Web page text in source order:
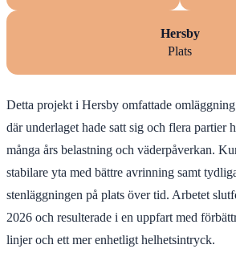
Hersby
Plats
Detta projekt i Hersby omfattade
där underlaget hade satt sig och flera partier
många års belastning och väderpåverkan.
stabilare yta med bättre avrinning samt
stenläggningen på plats över tid. Arbetet
2026 och resulterade i en uppfart med
linjer och ett mer enhetligt helhetsintryck.